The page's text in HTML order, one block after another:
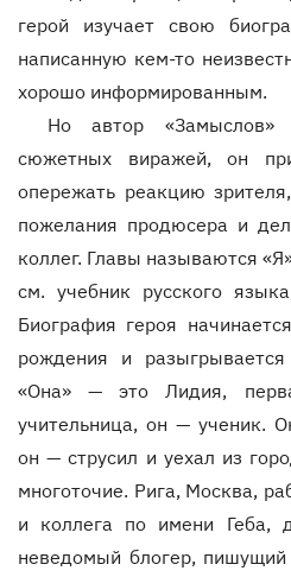
герой изучает свою
написанную кем-то
хорошо информированным.
Но автор «Замыслов»
сюжетных виражей, он
опережать реакцию
пожелания продюсера и
коллег. Главы называются
см. учебник русского
Биография героя
рождения и
«Она» — это Лидия,
учительница, он — ученик.
он — струсил и уехал из
многоточие. Рига, Москва,
и коллега по имени Геба,
неведомый блогер, пишущий